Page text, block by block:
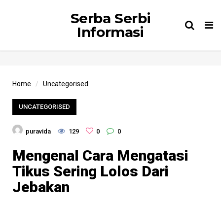
Serba Serbi
Informasi
Home Uncategorised
UNCATEGORISED
puravida 129 0 0
Mengenal Cara Mengatasi
Tikus Sering Lolos Dari
Jebakan